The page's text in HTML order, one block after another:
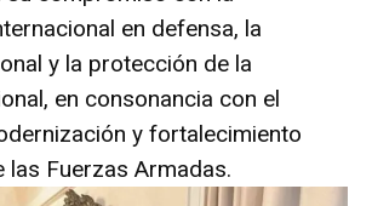
en defensa, la
y la protección de la
en consonancia con el
y fortalecimiento
las Fuerzas Armadas.